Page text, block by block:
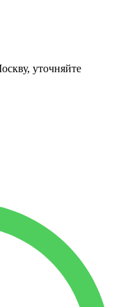
уточняйте